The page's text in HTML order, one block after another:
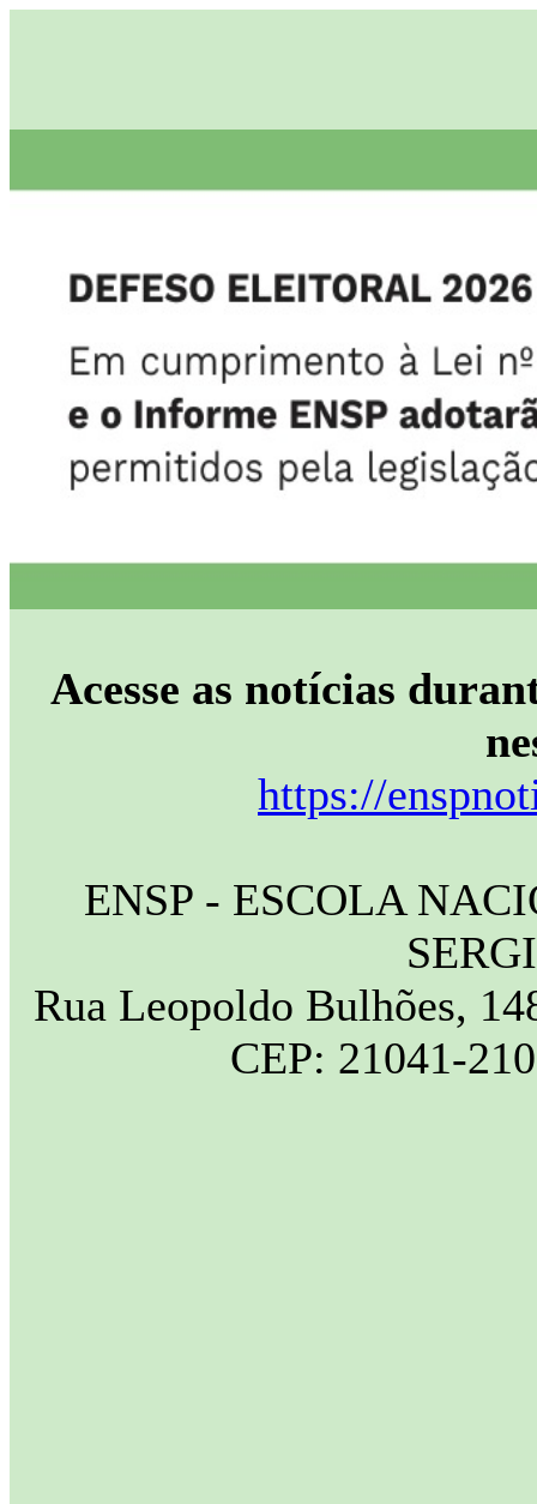
Acesse as notícias
https://
ENSP - ESCOLA
Rua Leopoldo Bulhões,
CEP: 21041-